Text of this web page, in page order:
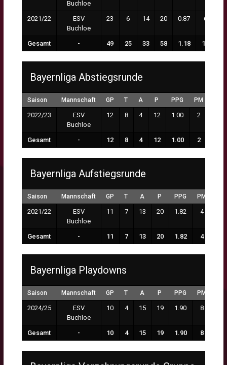
Buchloe
2021/22
ESV
Buchloe
23 6 14 20 0.87 6
Gesamt - 49 25 33 58 1.18 12
Bayernliga Abstiegsrunde
Saison Mannschaft GP T A P PPG PM
2022/23
ESV
Buchloe
12 8 4 12 1.00 2
Gesamt - 12 8 4 12 1.00 2
Bayernliga Aufstiegsrunde
Saison Mannschaft GP T A P PPG PM
2021/22
ESV
Buchloe
11 7 13 20 1.82 4
Gesamt - 11 7 13 20 1.82 4
Bayernliga Playdowns
Saison Mannschaft GP T A P PPG PM
2024/25
ESV
Buchloe
10 4 15 19 1.90 8
Gesamt - 10 4 15 19 1.90 8